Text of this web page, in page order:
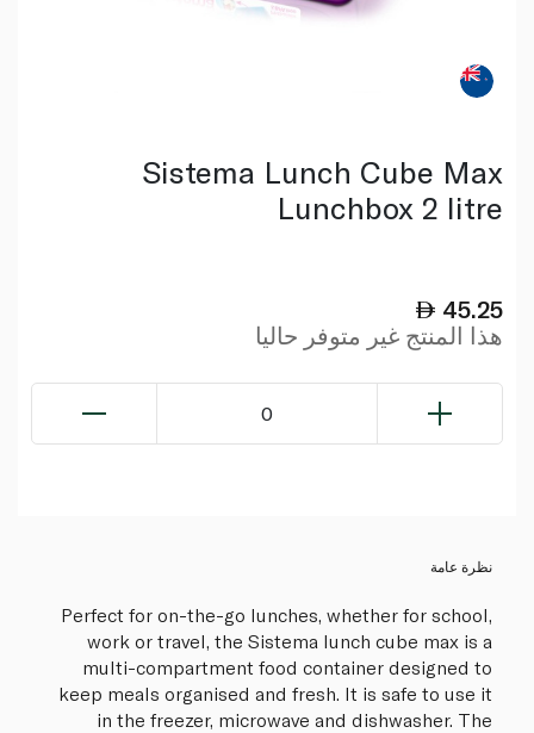
Sistema Lunch Cube Max
Lunchbox 2 litre
45.25
هذا المنتج غير متوفر حاليا
0
نظرة عامة
Perfect for on-the-go lunches, whether for school,
work or travel, the Sistema lunch cube max is a
multi-compartment food container designed to
keep meals organised and fresh. It is safe to use it
in the freezer, microwave and dishwasher. The